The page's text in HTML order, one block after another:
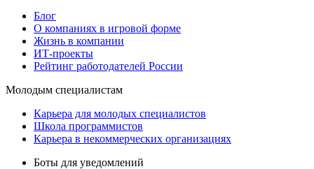
Блог
О компаниях в игровой форме
Жизнь в компании
ИТ-проекты
Рейтинг работодателей России
Молодым специалистам
Карьера для молодых специалистов
Школа программистов
Карьера в некоммерческих организациях
Боты для уведомлений